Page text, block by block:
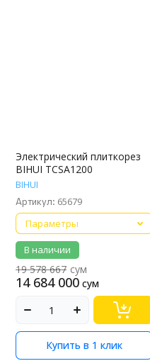
Электрический плиткорез
BIHUI TCSA1200
BIHUI
Артикул: 65679
Параметры
В наличии
19 578 667 сум
14 684 000 сум
Купить в 1 клик